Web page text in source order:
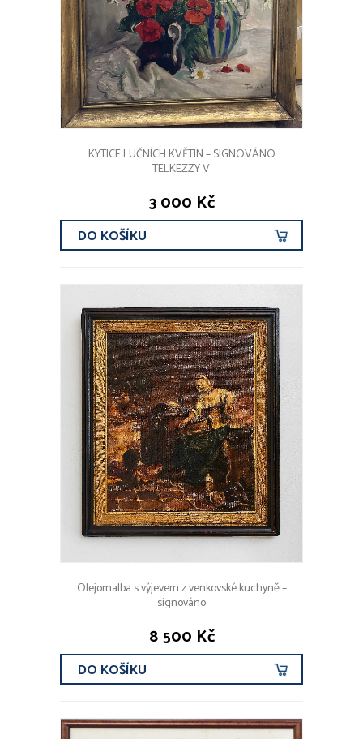
KYTICE LUČNÍCH KVĚTIN – SIGNOVÁNO
TELKEZZY V.
3 000 Kč
DO KOŠÍKU
Olejomalba s výjevem z venkovské kuchyně –
signováno
8 500 Kč
DO KOŠÍKU